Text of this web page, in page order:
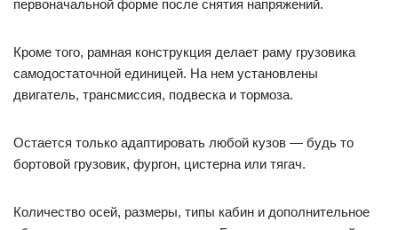
первоначальной форме после снятия напряжений.
Кроме того, рамная конструкция делает раму грузовика
самодостаточной единицей. На нем установлены
двигатель, трансмиссия, подвеска и тормоза.
Остается только адаптировать любой кузов — будь то
бортовой грузовик, фургон, цистерна или тягач.
Количество осей, размеры, типы кабин и дополнительное